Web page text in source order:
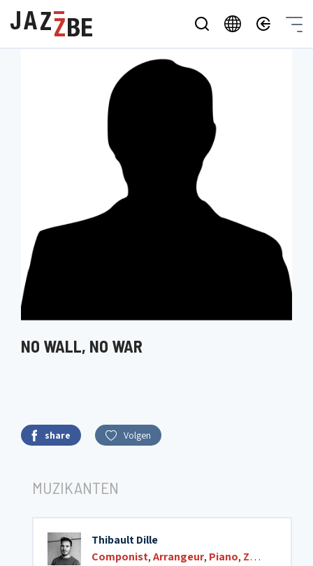
NO WALL, NO WAR
share Volgen
MUZIKANTEN
Thibault Dille
Componist,Arrangeur, Piano, Zang